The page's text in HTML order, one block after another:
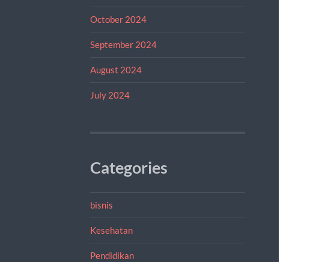
October 2024
September 2024
August 2024
July 2024
Categories
bisnis
Kesehatan
Pendidikan